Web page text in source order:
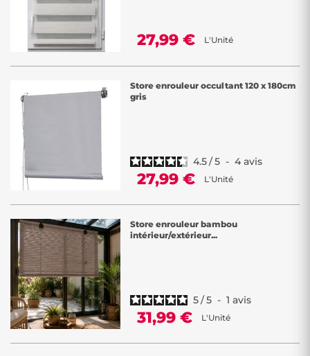
27,99 € L'Unité
Store enrouleur occultant 120 x 180cm
gris
4.5/5 - 4 avis
27,99 € L'Unité
Store enrouleur bambou
intérieur/extérieur...
5/5 - 1 avis
31,99 € L'Unité